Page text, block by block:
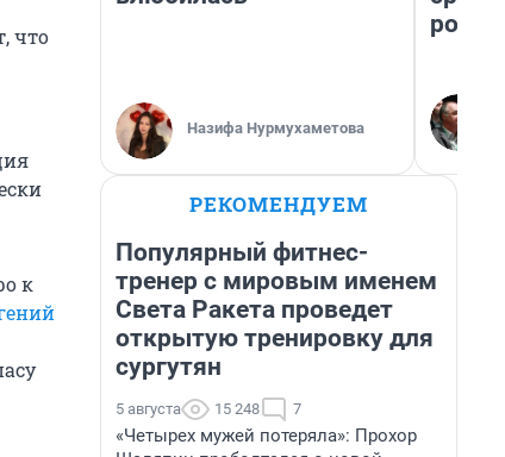
что
к
Назифа Нурмухаметова
РЕКОМЕНДУЕМ
Популярный фитнес-
тренер с мировым именем
Света Ракета проведет
открытую тренировку для
сургутян
5 августа 15 248 7
«Четырех мужей потеряла»: Прохор